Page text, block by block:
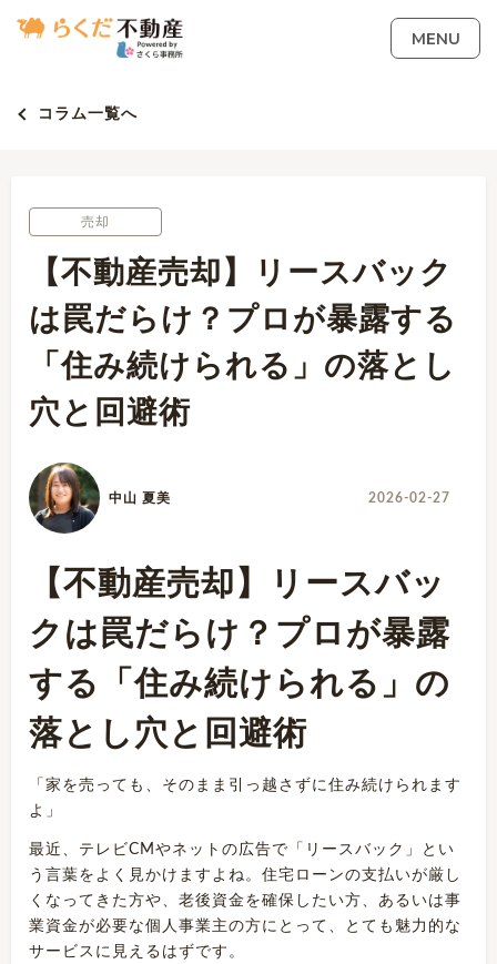
MENU
コラム一覧へ
売却
【不動産売却】リースバック
は罠だらけ？プロが暴露する
「住み続けられる」の落とし
穴と回避術
中山 夏美 2026-02-27
【不動産売却】リースバッ
クは罠だらけ？プロが暴露
する「住み続けられる」の
落とし穴と回避術
「家を売っても、そのまま引っ越さずに住み続けられます
よ」
最近、テレビCMやネットの広告で「リースバック」とい
う言葉をよく見かけますよね。住宅ローンの支払いが厳し
くなってきた方や、老後資金を確保したい方、あるいは事
業資金が必要な個人事業主の方にとって、とても魅力的な
サービスに見えるはずです。